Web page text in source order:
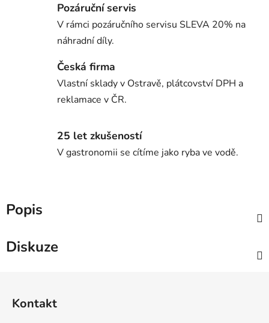
Pozáruční servis
V rámci pozáručního servisu SLEVA 20% na
náhradní díly.
Česká firma
Vlastní sklady v Ostravě, plátcovství DPH a
reklamace v ČR.
25 let zkušeností
V gastronomii se cítíme jako ryba ve vodě.
Popis
Diskuze
Kontakt